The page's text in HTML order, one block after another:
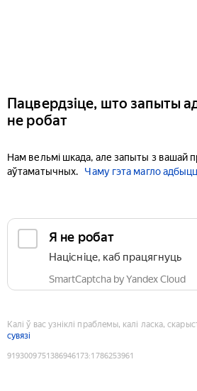
Пацвердзіце, што запыты
не робат
Нам вельмі шкада, але запыты з вашай
аўтаматычных.
Чаму гэта магло
Я не робат
Націсніце, каб працягнуць
SmartCaptcha by Yandex Cloud
Калі ў вас узніклі праблемы, калі ласка,
сувязі
9193009751386946173:1786253961